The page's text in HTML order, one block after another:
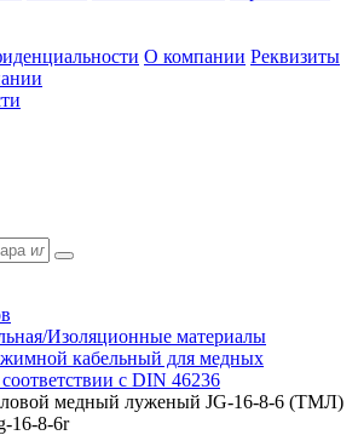
О компании Реквизиты
Изоляционные материалы
кабельный для медных
с DIN 46236
медный луженый JG-16-8-6 (ТМЛ)
16-8-6r